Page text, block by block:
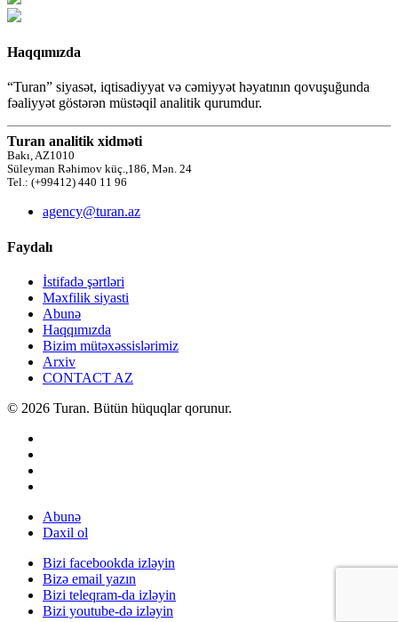
Haqqımızda
“Turan” siyasət, iqtisadiyyat və cəmiyyət həyatının qovuşuğunda
fəaliyyət göstərən müstəqil analitik qurumdur.
Turan analitik xidməti
Bakı, AZ1010
Süleyman Rəhimov küç.,186, Mən. 24
Tel.: (+99412) 440 11 96
agency@turan.az
Faydalı
İstifadə şərtləri
Məxfilik siyasti
Abunə
Haqqımızda
Bizim mütəxəssislərimiz
Arxiv
CONTACT AZ
© 2026 Turan. Bütün hüquqlar qorunur.
Abunə
Daxil ol
Bizi facebookda izləyin
Bizə email yazın
Bizi teleqram-da izləyin
Bizi youtube-də izləyin